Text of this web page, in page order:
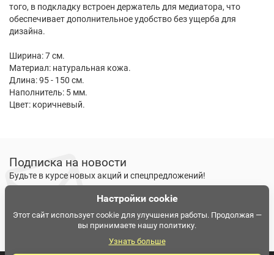
того, в подкладку встроен держатель для медиатора, что
обеспечивает дополнительное удобство без ущерба для
дизайна.
Ширина: 7 см.
Материал: натуральная кожа.
Длина: 95 - 150 см.
Наполнитель: 5 мм.
Цвет: коричневый.
Подписка на новости
Будьте в курсе новых акций и спецпредложений!
Подписаться
Ознакомлен и согласен с условиями политики
конфиденциальности
Настройки cookie
Этот сайт использует cookie для улучшения работы. Продолжая —
вы принимаете нашу политику.
Узнать больше